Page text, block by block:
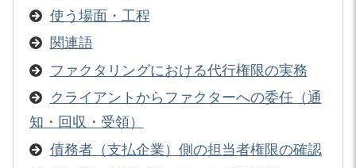
使う場面・工程
関連語
ファクタリングにおける代行権限の実務
クライアントからファクターへの委任（通
知・回収・受領）
債務者（支払企業）側の担当者権限の確認